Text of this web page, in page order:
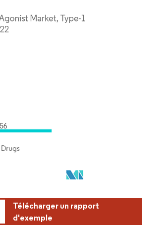
Télécharger un rapport
d'exemple